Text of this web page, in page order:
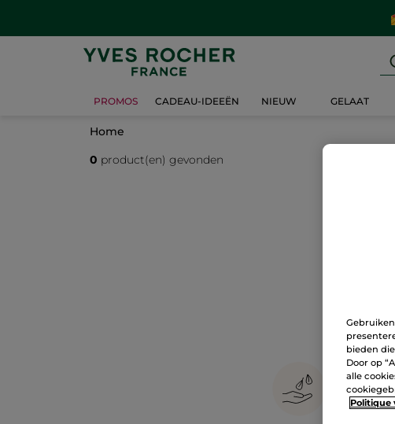
PROMOS CADEAU-IDEEËN NIEUW GELAAT
Home
0 product(en) gevonden
100%
bieden
Door op
alle
Politique